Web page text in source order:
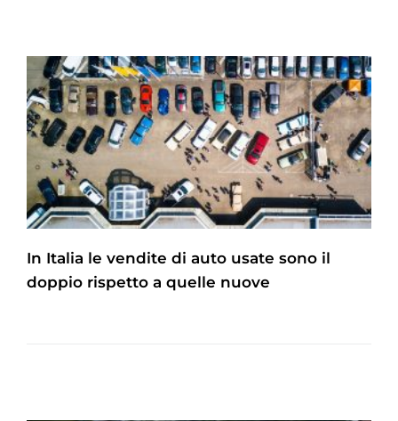
In Italia le vendite di auto usate sono il
doppio rispetto a quelle nuove